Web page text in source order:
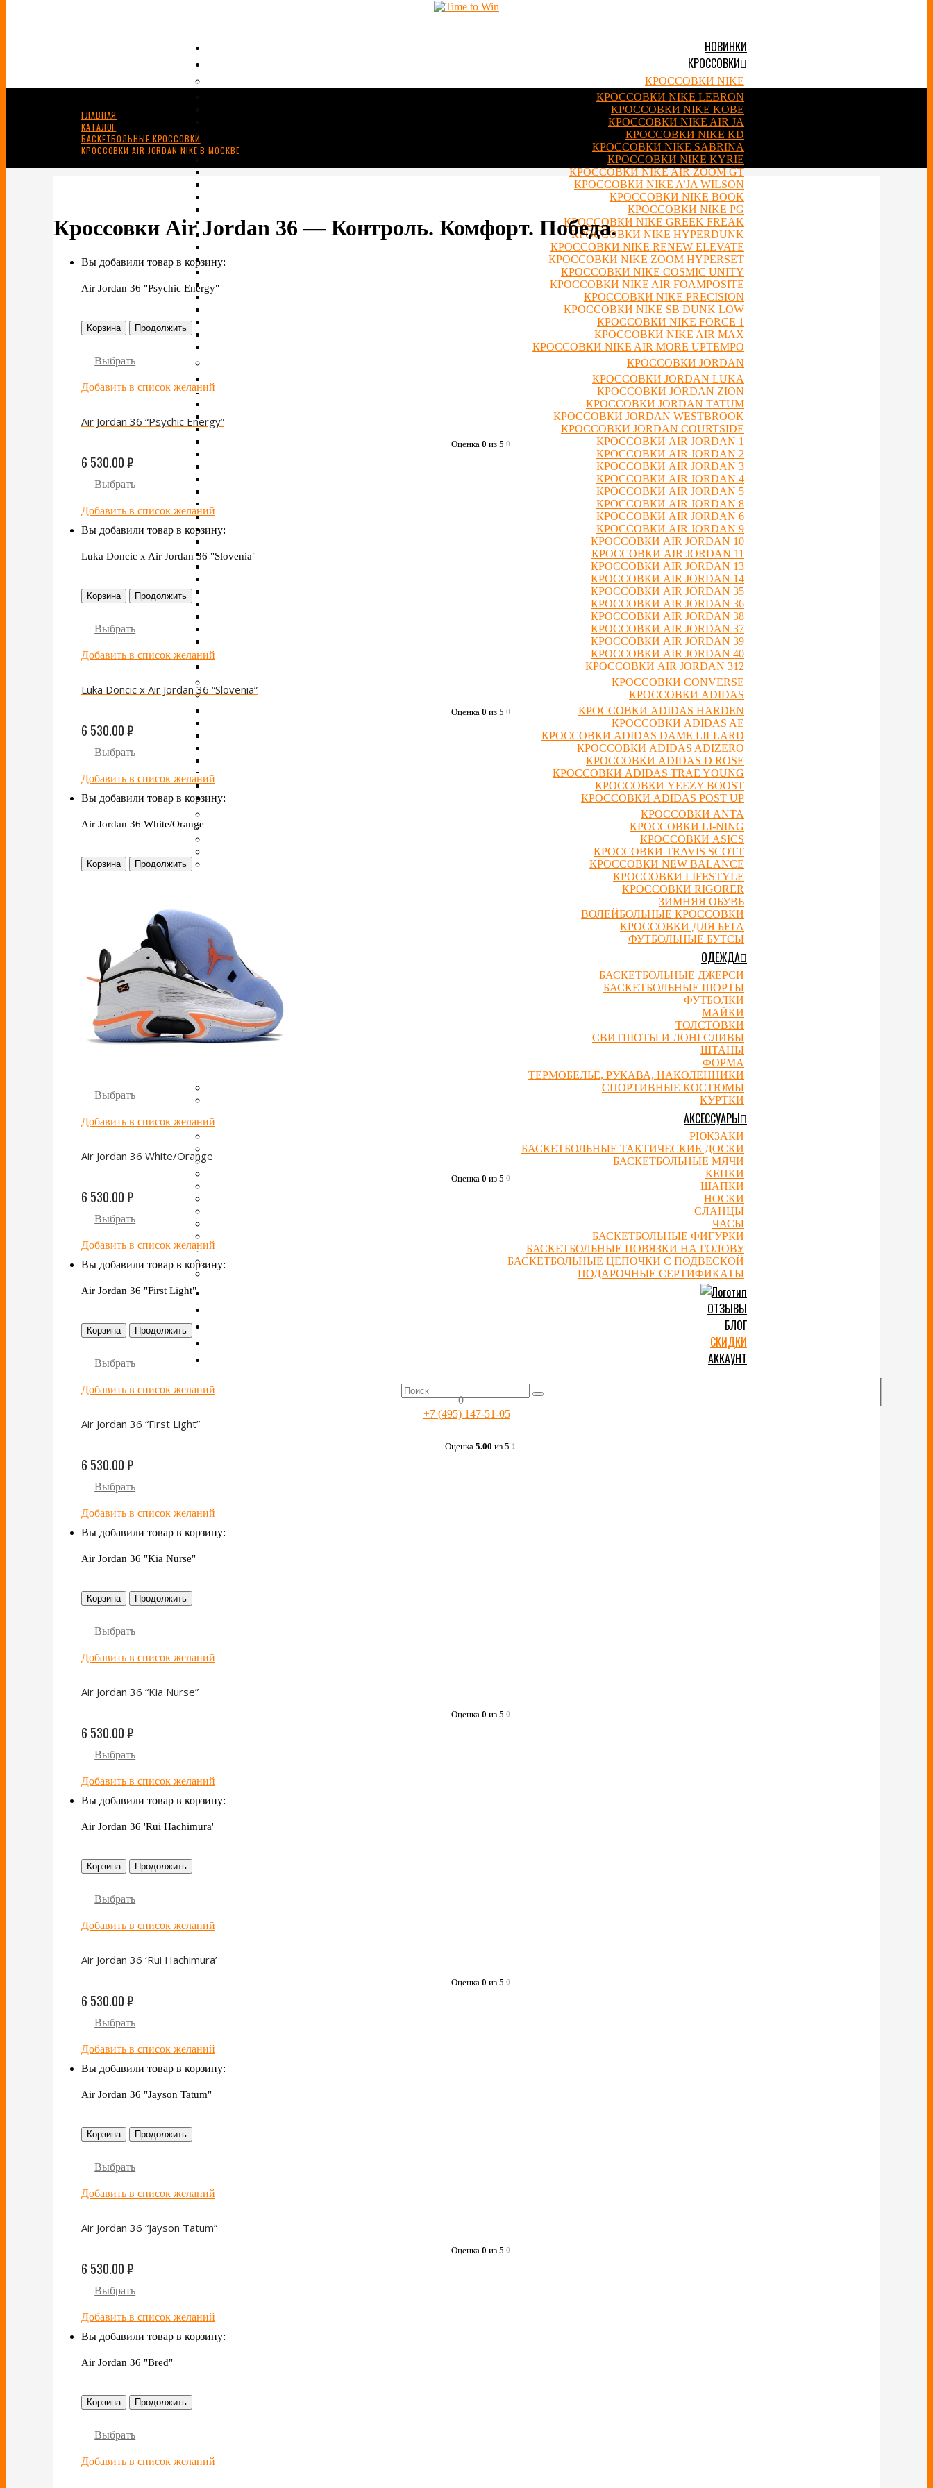
НОВИНКИ
КРОССОВКИ
КРОССОВКИ NIKE
КРОССОВКИ NIKE LEBRON
КРОССОВКИ NIKE KOBE
КРОССОВКИ NIKE AIR JA
КРОССОВКИ NIKE KD
КРОССОВКИ NIKE SABRINA
КРОССОВКИ NIKE KYRIE
КРОССОВКИ NIKE AIR ZOOM GT
КРОССОВКИ NIKE A’JA WILSON
КРОССОВКИ NIKE BOOK
КРОССОВКИ NIKE PG
КРОССОВКИ NIKE GREEK FREAK
КРОССОВКИ NIKE HYPERDUNK
КРОССОВКИ NIKE RENEW ELEVATE
КРОССОВКИ NIKE ZOOM HYPERSET
КРОССОВКИ NIKE COSMIC UNITY
КРОССОВКИ NIKE AIR FOAMPOSITE
КРОССОВКИ NIKE PRECISION
КРОССОВКИ NIKE SB DUNK LOW
КРОССОВКИ NIKE FORCE 1
КРОССОВКИ NIKE AIR MAX
КРОССОВКИ NIKE AIR MORE UPTEMPO
КРОССОВКИ JORDAN
КРОССОВКИ JORDAN LUKA
КРОССОВКИ JORDAN ZION
КРОССОВКИ JORDAN TATUM
КРОССОВКИ JORDAN WESTBROOK
КРОССОВКИ JORDAN COURTSIDE
КРОССОВКИ AIR JORDAN 1
КРОССОВКИ AIR JORDAN 2
КРОССОВКИ AIR JORDAN 3
КРОССОВКИ AIR JORDAN 4
КРОССОВКИ AIR JORDAN 5
КРОССОВКИ AIR JORDAN 8
КРОССОВКИ AIR JORDAN 6
КРОССОВКИ AIR JORDAN 9
КРОССОВКИ AIR JORDAN 10
КРОССОВКИ AIR JORDAN 11
КРОССОВКИ AIR JORDAN 13
КРОССОВКИ AIR JORDAN 14
КРОССОВКИ AIR JORDAN 35
КРОССОВКИ AIR JORDAN 36
КРОССОВКИ AIR JORDAN 38
КРОССОВКИ AIR JORDAN 37
КРОССОВКИ AIR JORDAN 39
КРОССОВКИ AIR JORDAN 40
КРОССОВКИ AIR JORDAN 312
КРОССОВКИ CONVERSE
КРОССОВКИ ADIDAS
КРОССОВКИ ADIDAS HARDEN
КРОССОВКИ ADIDAS AE
КРОССОВКИ ADIDAS DAME LILLARD
КРОССОВКИ ADIDAS ADIZERO
КРОССОВКИ ADIDAS D ROSE
КРОССОВКИ ADIDAS TRAE YOUNG
КРОССОВКИ YEEZY BOOST
КРОССОВКИ ADIDAS POST UP
КРОССОВКИ ANTA
КРОССОВКИ LI-NING
КРОССОВКИ ASICS
КРОССОВКИ TRAVIS SCOTT
КРОССОВКИ NEW BALANCE
КРОССОВКИ LIFESTYLE
КРОССОВКИ RIGORER
ЗИМНЯЯ ОБУВЬ
ВОЛЕЙБОЛЬНЫЕ КРОССОВКИ
КРОССОВКИ ДЛЯ БЕГА
ФУТБОЛЬНЫЕ БУТСЫ
ОДЕЖДА
БАСКЕТБОЛЬНЫЕ ДЖЕРСИ
БАСКЕТБОЛЬНЫЕ ШОРТЫ
ФУТБОЛКИ
МАЙКИ
ТОЛСТОВКИ
СВИТШОТЫ И ЛОНГСЛИВЫ
ШТАНЫ
ФОРМА
ТЕРМОБЕЛЬЕ, РУКАВА, НАКОЛЕННИКИ
СПОРТИВНЫЕ КОСТЮМЫ
КУРТКИ
АКСЕССУАРЫ
РЮКЗАКИ
БАСКЕТБОЛЬНЫЕ ТАКТИЧЕСКИЕ ДОСКИ
БАСКЕТБОЛЬНЫЕ МЯЧИ
КЕПКИ
ШАПКИ
НОСКИ
СЛАНЦЫ
ЧАСЫ
БАСКЕТБОЛЬНЫЕ ФИГУРКИ
БАСКЕТБОЛЬНЫЕ ПОВЯЗКИ НА ГОЛОВУ
БАСКЕТБОЛЬНЫЕ ЦЕПОЧКИ С ПОДВЕСКОЙ
ПОДАРОЧНЫЕ СЕРТИФИКАТЫ
ОТЗЫВЫ
БЛОГ
СКИДКИ
АККАУНТ
0
+7 (495) 147-51-05
ГЛАВНАЯ
КАТАЛОГ
БАСКЕТБОЛЬНЫЕ КРОССОВКИ
КРОССОВКИ AIR JORDAN NIKE В МОСКВЕ
Кроссовки Air Jordan 36 — Контроль. Комфорт. Победа.
Вы добавили товар в корзину:
Air Jordan 36 "Psychic Energy"
Корзина Продолжить
Выбрать
Добавить в список желаний
Air Jordan 36 “Psychic Energy”
Оценка 0 из 5 0
6 530.00₽
Выбрать
Добавить в список желаний
Вы добавили товар в корзину:
Luka Doncic x Air Jordan 36 "Slovenia"
Корзина Продолжить
Выбрать
Добавить в список желаний
Luka Doncic x Air Jordan 36 “Slovenia”
Оценка 0 из 5 0
6 530.00₽
Выбрать
Добавить в список желаний
Вы добавили товар в корзину:
Air Jordan 36 White/Orange
Корзина Продолжить
Выбрать
Добавить в список желаний
Air Jordan 36 White/Orange
Оценка 0 из 5 0
6 530.00₽
Выбрать
Добавить в список желаний
Вы добавили товар в корзину:
Air Jordan 36 "First Light"
Корзина Продолжить
Выбрать
Добавить в список желаний
Air Jordan 36 “First Light”
Оценка 5.00 из 5 1
6 530.00₽
Выбрать
Добавить в список желаний
Вы добавили товар в корзину:
Air Jordan 36 "Kia Nurse"
Корзина Продолжить
Выбрать
Добавить в список желаний
Air Jordan 36 “Kia Nurse”
Оценка 0 из 5 0
6 530.00₽
Выбрать
Добавить в список желаний
Вы добавили товар в корзину:
Air Jordan 36 'Rui Hachimura'
Корзина Продолжить
Выбрать
Добавить в список желаний
Air Jordan 36 ‘Rui Hachimura’
Оценка 0 из 5 0
6 530.00₽
Выбрать
Добавить в список желаний
Вы добавили товар в корзину:
Air Jordan 36 "Jayson Tatum"
Корзина Продолжить
Выбрать
Добавить в список желаний
Air Jordan 36 “Jayson Tatum”
Оценка 0 из 5 0
6 530.00₽
Выбрать
Добавить в список желаний
Вы добавили товар в корзину:
Air Jordan 36 "Bred"
Корзина Продолжить
Выбрать
Добавить в список желаний